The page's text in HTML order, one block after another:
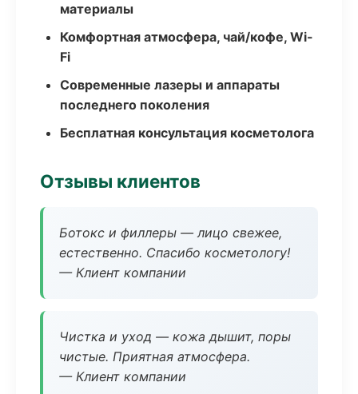
материалы
Комфортная атмосфера, чай/кофе, Wi-
Fi
Современные лазеры и аппараты
последнего поколения
Бесплатная консультация косметолога
Отзывы клиентов
Ботокс и филлеры — лицо свежее,
естественно. Спасибо косметологу!
— Клиент компании
Чистка и уход — кожа дышит, поры
чистые. Приятная атмосфера.
— Клиент компании